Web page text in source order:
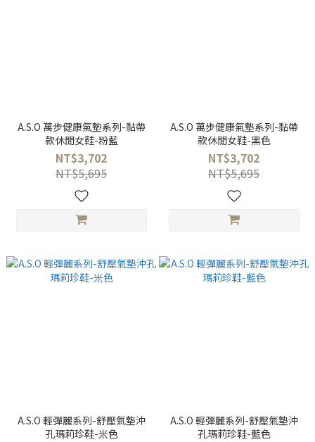
A.S.O 萬步健康氣墊系列-黏帶
款休閒女鞋-粉藍
NT$3,702
NT$5,695
A.S.O 萬步健康氣墊系列-黏帶
款休閒女鞋-黑色
NT$3,702
NT$5,695
A.S.O 輕彈麗系列-舒壓氣墊沖
孔瑪莉珍鞋-米色
A.S.O 輕彈麗系列-舒壓氣墊沖
孔瑪莉珍鞋-藍色